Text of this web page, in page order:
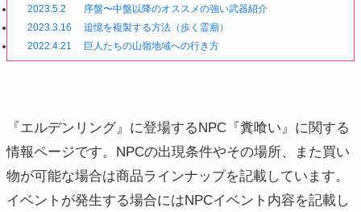
2023.5.2
序盤〜中盤以降のオススメの強い武器紹介
2023.3.16
追憶を複製する方法（歩く霊廟）
2022.4.21
巨人たちの山嶺地域への行き方
『エルデンリング』に登場するNPC『糞喰い』に関する
情報ページです。NPCの出現条件やその場所、また買い
物が可能な場合は商品ラインナップを記載しています。
イベントが発生する場合にはNPCイベント内容を記載し